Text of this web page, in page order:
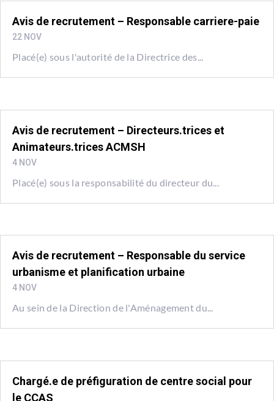
Avis de recrutement – Responsable carriere-paie
22 NOV
Placé(e) sous l'autorité de la Directrice des...
Avis de recrutement – Directeurs.trices et
Animateurs.trices ACMSH
4 NOV
Placé(e) sous la responsabilité du directeur du...
Avis de recrutement – Responsable du service
urbanisme et planification urbaine
4 NOV
Au sein de la Direction de l'Aménagement du...
Chargé.e de préfiguration de centre social pour
le CCAS